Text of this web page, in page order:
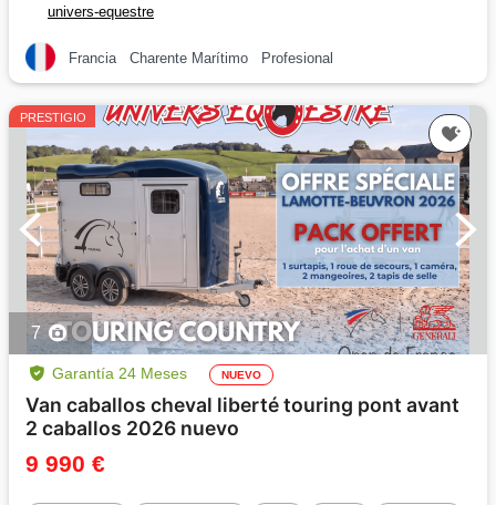
univers-equestre
Francia Charente Marítimo Profesional
PRESTIGIO
7
Garantía 24 Meses NUEVO
Van caballos cheval liberté touring pont avant
2 caballos 2026 nuevo
9 990 €